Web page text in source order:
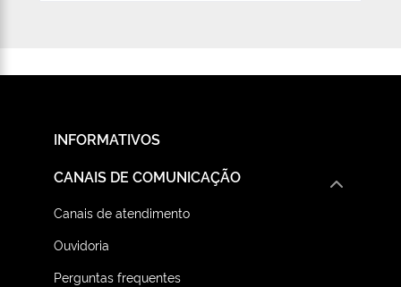
INFORMATIVOS
CANAIS DE COMUNICAÇÃO
Canais de atendimento
Ouvidoria
Perguntas frequentes